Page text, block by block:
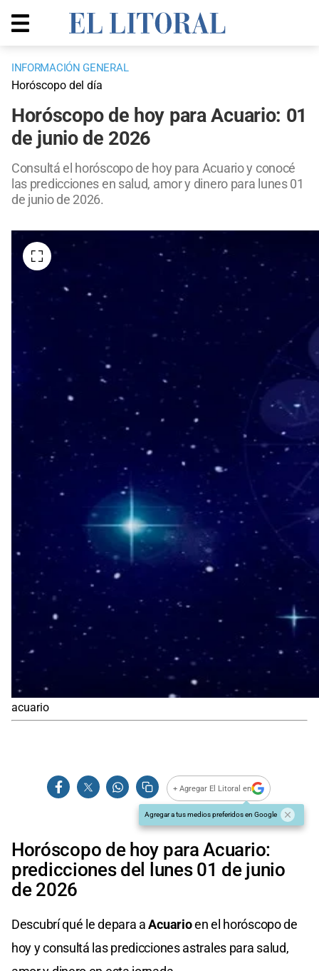
INFORMACIÓN GENERAL
Horóscopo del día
Horóscopo de hoy para Acuario: 01
de junio de 2026
Consultá el horóscopo de hoy para Acuario y conocé
las predicciones en salud, amor y dinero para lunes 01
de junio de 2026.
acuario
+ Agregar El Litoral en
Agregar a tus medios preferidos en Google
Horóscopo de hoy para Acuario:
predicciones del lunes 01 de junio
de 2026
Descubrí qué le depara aAcuarioen el horóscopo de
hoy y consultá las predicciones astrales para salud,